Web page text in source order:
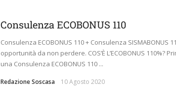
Consulenza ECOBONUS 110
Consulenza ECOBONUS 110 + Consulenza SISMABONUS
opportunità da non perdere. COS’È L’ECOBONUS 110%?
una Consulenza ECOBONUS 110 ...
Redazione Soscasa 10 Agosto 2020